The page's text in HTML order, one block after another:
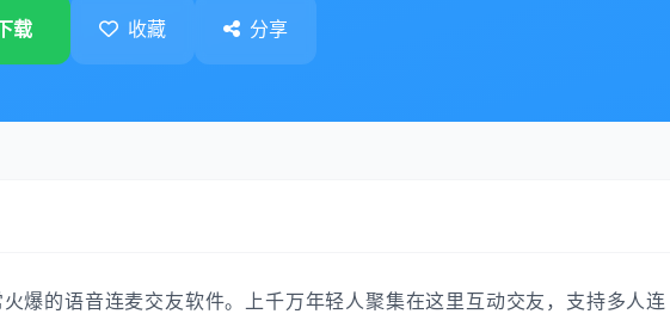
载 收藏 分享
爆的语音连麦交友软件。上千万年轻人聚集在这里互动交友，支持多人连